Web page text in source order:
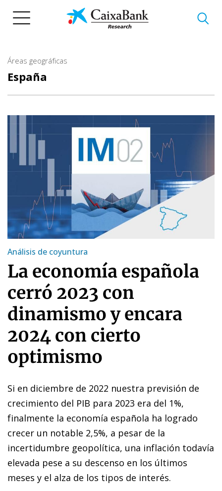
Áreas geográficas
España
Análisis de coyuntura
La economía española
cerró 2023 con
dinamismo y encara
2024 con cierto
optimismo
Si en diciembre de 2022 nuestra previsión de
crecimiento del PIB para 2023 era del 1%,
finalmente la economía española ha logrado
crecer un notable 2,5%, a pesar de la
incertidumbre geopolítica, una inflación todavía
elevada pese a su descenso en los últimos
meses y el alza de los tipos de interés.